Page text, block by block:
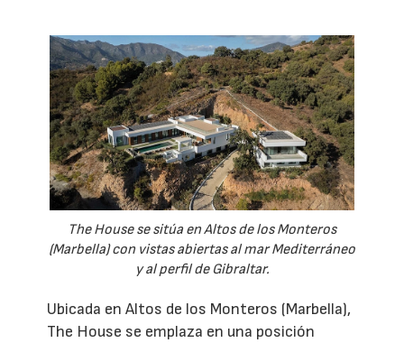
The House se sitúa en Altos de los Monteros
(Marbella) con vistas abiertas al mar Mediterráneo
y al perfil de Gibraltar.
Ubicada en Altos de los Monteros (Marbella),
The House se emplaza en una posición